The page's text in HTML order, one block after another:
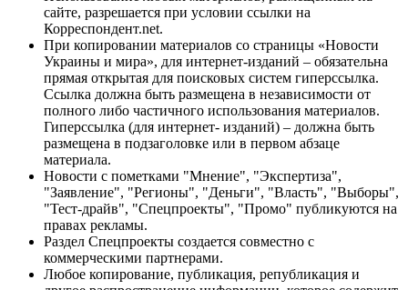
сайте, разрешается при условии ссылки на
Корреспондент.net.
При копировании материалов со страницы «Новости
Украины и мира», для интернет-изданий – обязательна
прямая открытая для поисковых систем гиперссылка.
Ссылка должна быть размещена в независимости от
полного либо частичного использования материалов.
Гиперссылка (для интернет- изданий) – должна быть
размещена в подзаголовке или в первом абзаце
материала.
Новости с пометками "Мнение", "Экспертиза",
"Заявление", "Регионы", "Деньги", "Власть", "Выборы",
"Тест-драйв", "Спецпроекты", "Промо" публикуются на
правах рекламы.
Раздел Спецпроекты создается совместно с
коммерческими партнерами.
Любое копирование, публикация, републикация и